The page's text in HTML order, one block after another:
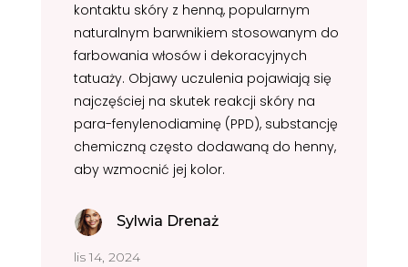
kontaktu skóry z henną, popularnym
naturalnym barwnikiem stosowanym do
farbowania włosów i dekoracyjnych
tatuaży. Objawy uczulenia pojawiają się
najczęściej na skutek reakcji skóry na
para-fenylenodiaminę (PPD), substancję
chemiczną często dodawaną do henny,
aby wzmocnić jej kolor.
Sylwia Drenaż
lis 14, 2024